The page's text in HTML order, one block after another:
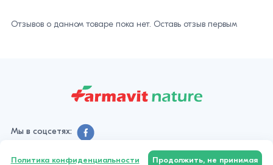
Отзывов о данном товаре пока нет. Оставь отзыв первым
Мы в соцсетях:
Политика конфиденциальности Продолжить, не принимая